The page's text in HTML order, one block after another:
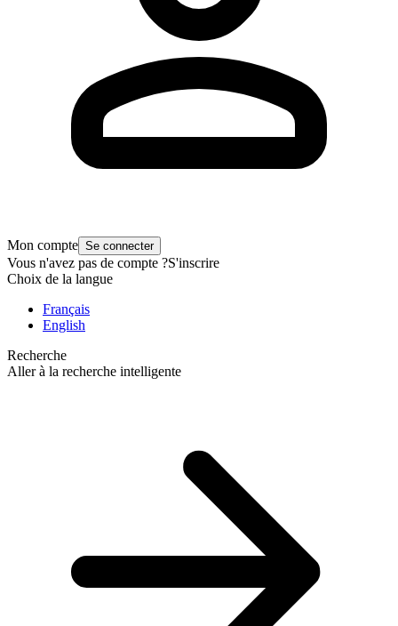
Mon compte Se connecter
Vous n'avez pas de compte ?S'inscrire
Choix de la langue
Français
English
Recherche
Aller à la recherche intelligente